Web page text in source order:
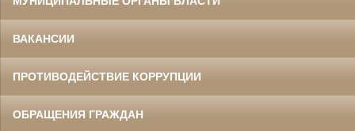
ВАКАНСИИ
ПРОТИВОДЕЙСТВИЕ КОРРУПЦИИ
ОБРАЩЕНИЯ ГРАЖДАН